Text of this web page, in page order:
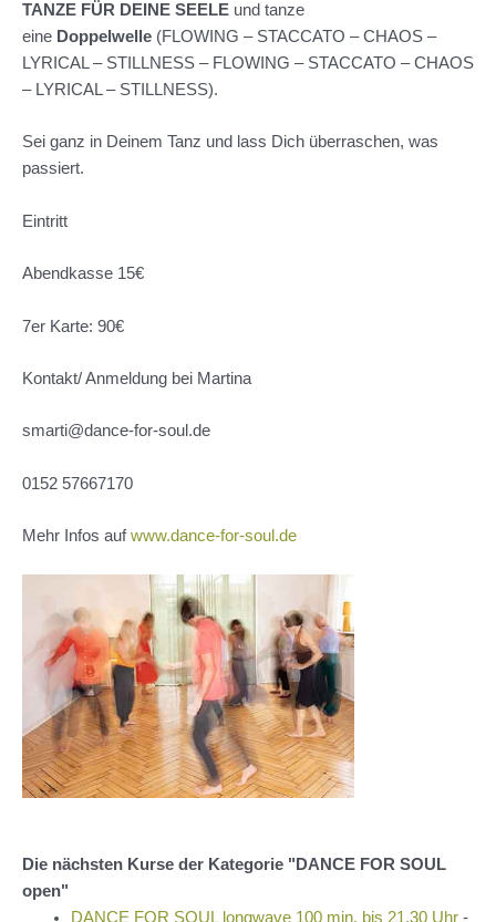
TANZE FÜR DEINE SEELE und tanze
eine Doppelwelle (FLOWING – STACCATO – CHAOS –
LYRICAL – STILLNESS – FLOWING – STACCATO – CHAOS
– LYRICAL – STILLNESS).
Sei ganz in Deinem Tanz und lass Dich überraschen, was
passiert.
Eintritt
Abendkasse 15€
7er Karte: 90€
Kontakt/ Anmeldung bei Martina
smarti@dance-for-soul.de
0152 57667170
Mehr Infos aufwww.dance-for-soul.de
Die nächsten Kurse der Kategorie "DANCE FOR SOUL
open"
DANCE FOR SOUL longwave 100 min. bis 21.30 Uhr-